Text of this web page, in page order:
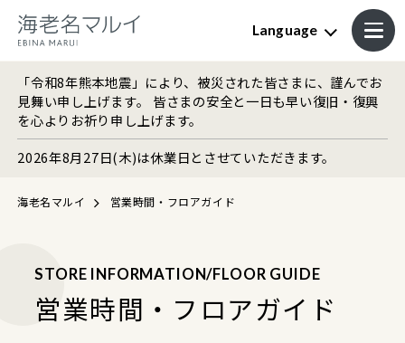
Language
「令和8年熊本地震」により、被災された皆さまに、謹んでお
見舞い申し上げます。 皆さまの安全と一日も早い復旧・復興
を心よりお祈り申し上げます。
2026年8月27日(木)は休業日とさせていただきます。
海老名マルイ 営業時間・フロアガイド
STORE INFORMATION/FLOOR GUIDE
営業時間・フロアガイド